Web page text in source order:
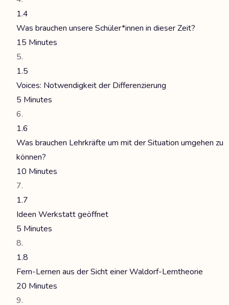
1.4
Was brauchen unsere Schüler*innen in dieser Zeit?
15 Minutes
1.5
Voices: Notwendigkeit der Differenzierung
5 Minutes
1.6
Was brauchen Lehrkräfte um mit der Situation umgehen zu
können?
10 Minutes
1.7
Ideen Werkstatt geöffnet
5 Minutes
1.8
Fern-Lernen aus der Sicht einer Waldorf-Lerntheorie
20 Minutes